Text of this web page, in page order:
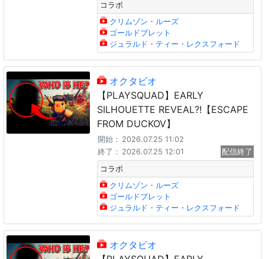
コラボ
クリムゾン・ルーズ
ゴールドブレット
ジュラルド・ティー・レクスフォード
オクタビオ
【PLAYSQUAD】EARLY
SILHOUETTE REVEAL?!【ESCAPE
FROM DUCKOV】
開始： 2026.07.25 11:02
終了： 2026.07.25 12:01
配信終了
コラボ
クリムゾン・ルーズ
ゴールドブレット
ジュラルド・ティー・レクスフォード
オクタビオ